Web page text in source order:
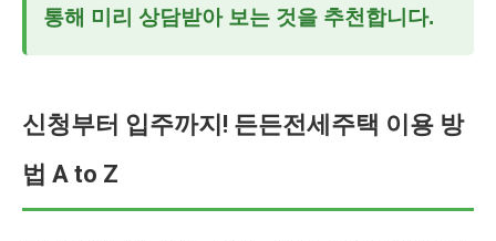
통해 미리 상담받아 보는 것을 추천합니다.
신청부터 입주까지! 든든전세주택 이용 방
법 A to Z